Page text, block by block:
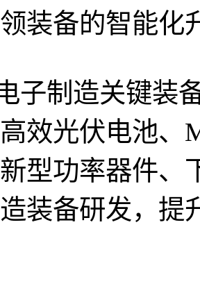
装备的智能化
制造关键装备
效光伏电池、
型功率器件、
装备研发，提